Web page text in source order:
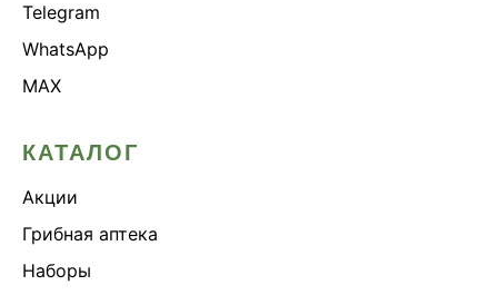
Telegram
WhatsApp
MAX
КАТАЛОГ
Акции
Грибная аптека
Наборы